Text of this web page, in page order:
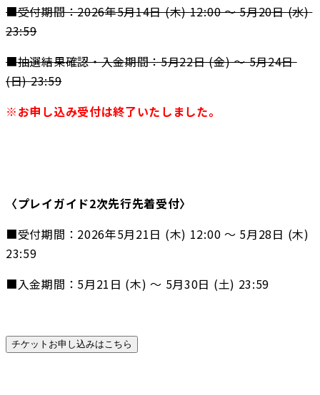
■受付期間：2026年5⽉14⽇ (⽊) 12:00 ～ 5⽉20⽇ (⽔)
23:59
■抽選結果確認・入金期間：5⽉22⽇ (⾦) ～ 5⽉24⽇
(⽇) 23:59
※お申し込み受付は終了いたしました。
〈プレイガイド2次先行先着受付〉
■受付期間：2026年5⽉21⽇ (木) 12:00 ～ 5⽉28⽇ (⽊)
23:59
■入金期間：5⽉21⽇ (木) ～ 5⽉30⽇ (⼟) 23:59
チケットお申し込みはこちら